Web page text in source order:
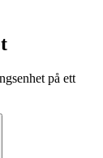
på ett